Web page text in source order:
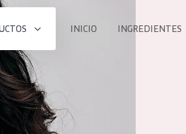
Essentials
INICIO INGREDIENTES